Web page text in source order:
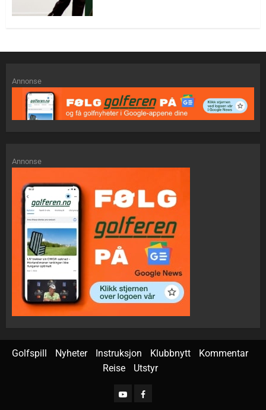
Annonse
Annonse
Golfspill Nyheter Instruksjon Klubbnytt
Kommentar
Reise
Utstyr